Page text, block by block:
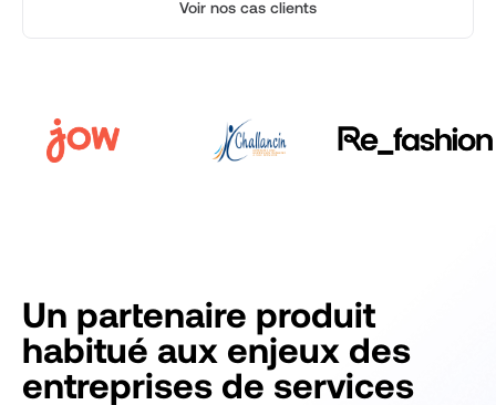
Voir nos cas clients
Un partenaire produit
habitué aux enjeux des
entreprises de services